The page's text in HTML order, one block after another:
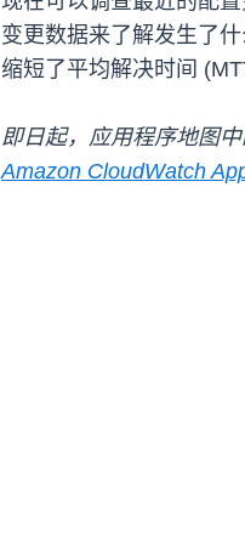
变更数据来了解发生了
缩短了平均解决时间
即日起，应用程序地图
Amazon CloudWatch